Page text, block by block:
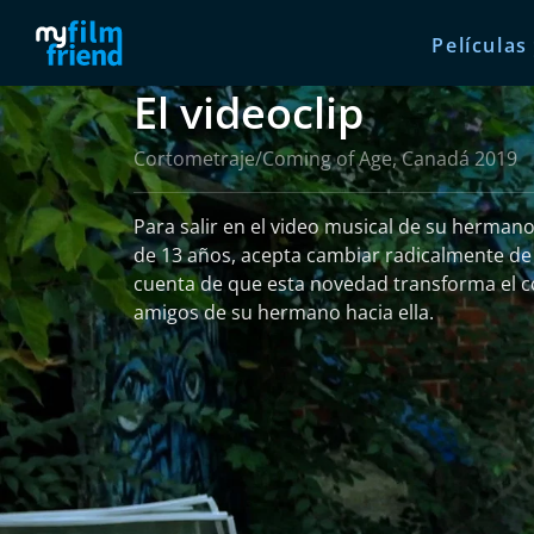
Películas
El videoclip
Cortometraje/Coming of Age, Canadá 2019
Para salir en el video musical de su
de 13 años, acepta cambiar radicalmente de estilo.
cuenta de que esta novedad transforma el
amigos de su hermano hacia ella.
leer más
Más información